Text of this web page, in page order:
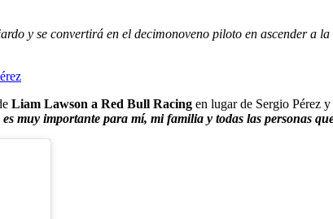
y se convertirá en el decimonoveno piloto en ascender
Liam Lawson a Red Bull Racing en lugar de Sergio Pérez
es muy importante para mí, mi familia y todas las personas